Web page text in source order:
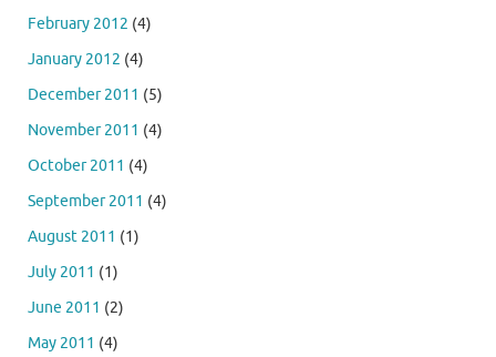
February 2012 (4)
January 2012 (4)
December 2011 (5)
November 2011 (4)
October 2011 (4)
September 2011 (4)
August 2011 (1)
July 2011 (1)
June 2011 (2)
May 2011 (4)